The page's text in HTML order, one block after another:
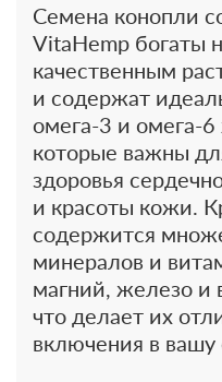
Семена конопли
VitaHemp богаты
качественным
и содержат
омега-3 и омега-
которые важны
здоровья
и красоты кожи.
содержится
минералов и
магний, железо и
что делает их
включения в